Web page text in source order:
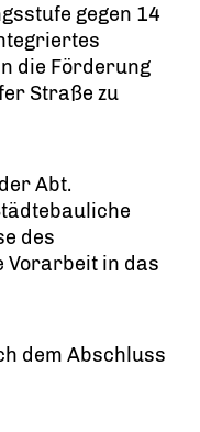
gegen 14
die Förderung
Straße zu
Abt.
des
Vorarbeit in das
dem Abschluss